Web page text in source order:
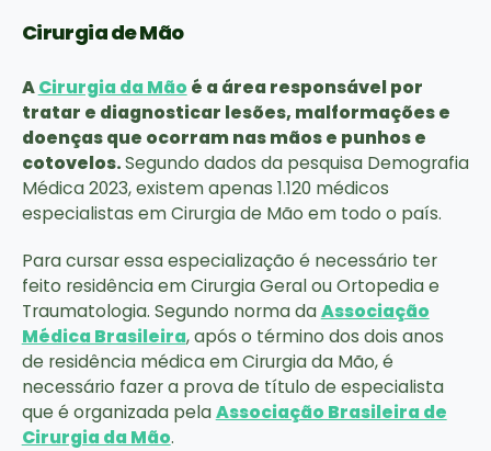
Cirurgia de Mão
ACirurgia da Mão é a área responsável por
tratar e diagnosticar lesões, malformações e
doenças que ocorram nas mãos e punhos e
cotovelos.Segundo dados da pesquisa Demografia
Médica 2023, existem apenas 1.120 médicos
especialistas em Cirurgia de Mão em todo o país.
Para cursar essa especialização é necessário ter
feito residência em Cirurgia Geral ou Ortopedia e
Traumatologia. Segundo norma daAssociação
Médica Brasileira, após o término dos dois anos
de residência médica em Cirurgia da Mão, é
necessário fazer a prova de título de especialista
que é organizada pelaAssociação Brasileira de
Cirurgia da Mão.